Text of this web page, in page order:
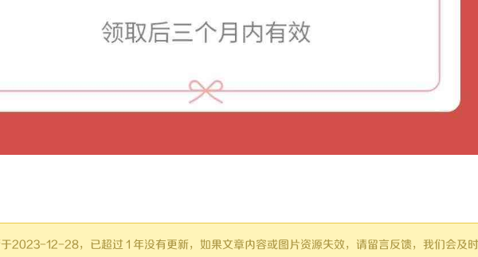
2023-12-28，已超过 1 年没有更新，如果文章内容或图片资源失效，请留言反馈，我们会及